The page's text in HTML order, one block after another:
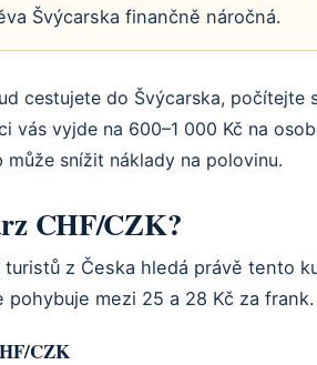
Švýcarska finančně náročná.
cestujete do Švýcarska, počítejte
vás vyjde na 600–1 000 Kč na
může snížit náklady na polovinu.
CHF/CZK?
z Česka hledá právě tento
pohybuje mezi 25 a 28 Kč za frank.
CZK